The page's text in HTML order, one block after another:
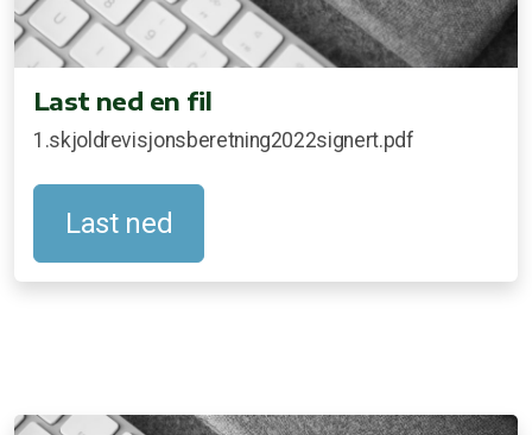
Last ned en fil
1.skjoldrevisjonsberetning2022signert.pdf
Last ned